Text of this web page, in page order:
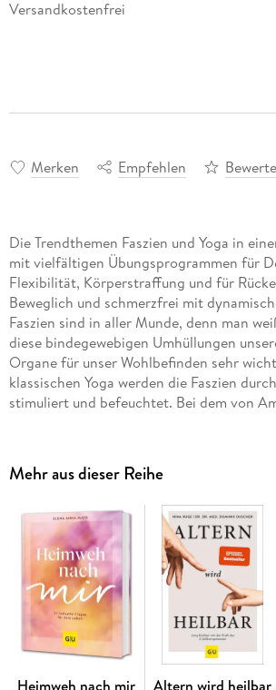
Versandkostenfrei
Merken Empfehlen
Die Trendthemen Faszien und Yoga in
mit vielfältigen Übungsprogrammen für
Flexibilität, Körperstraffung und für
Beweglich und schmerzfrei mit
Faszien sind in aller Munde, denn man
diese bindegewebigen Umhüllungen
Organe für unser Wohlbefinden sehr
klassischen Yoga werden die Faszien
stimuliert und befeuchtet. Bei dem von
Positionen mit verschiedenen Winkeln zu
sich Hund und Katze in allen Richtungen
mal kleine Sprünge und
Gewichtsbälle und Faszienrollen werden
verfilzte Faszien wieder in Schwung zu
gut bei Rücken- und Nackenschmerzen,
schlecht versorgten Fasziengewebe
das Ganze noch attraktiver macht:
indem es das Gewebe strafft und
Cellulite entgegenwirkt. Wer die
Trainings noch unterstützen möchte, für
außerdem noch ein paar Rezepte und
Mehr aus dieser Reihe
Heimweh nach mir
Altern wird heilbar